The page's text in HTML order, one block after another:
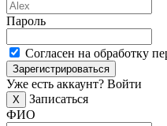
Пароль
Согласен на обработку
Зарегистрироваться
Уже есть аккаунт? Войти
X
Записаться
ФИО